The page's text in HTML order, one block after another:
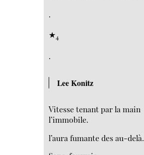
.
★4
.
Lee Konitz
Vitesse tenant par la main
l’immobile.
l’aura fumante des au-delà.